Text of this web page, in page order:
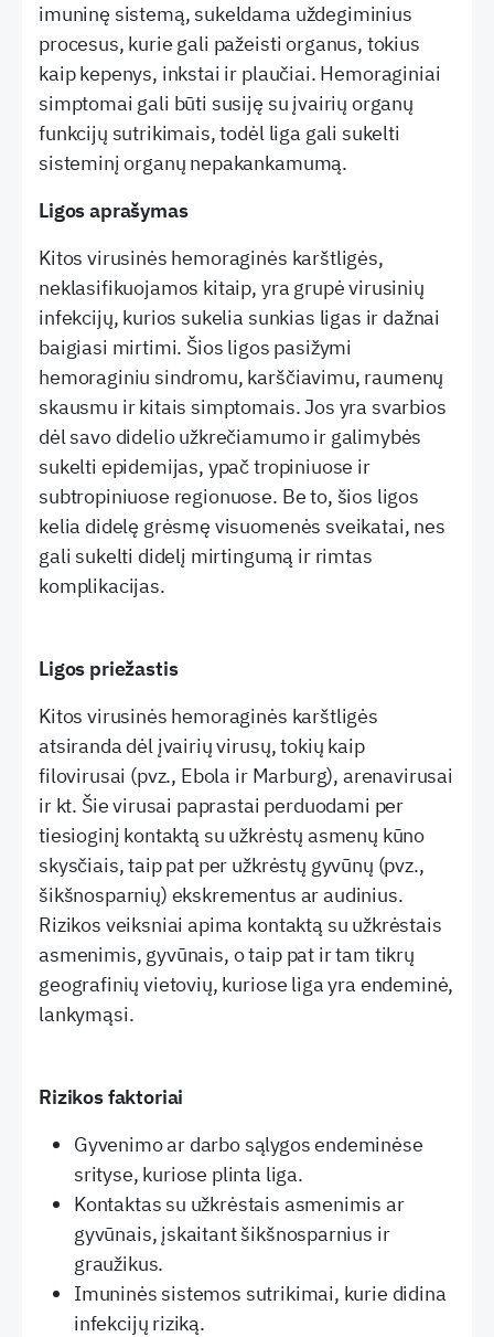
imuninę sistemą, sukeldama uždegiminius
procesus, kurie gali pažeisti organus, tokius
kaip kepenys, inkstai ir plaučiai. Hemoraginiai
simptomai gali būti susiję su įvairių organų
funkcijų sutrikimais, todėl liga gali sukelti
sisteminį organų nepakankamumą.
Ligos aprašymas
Kitos virusinės hemoraginės karštligės,
neklasifikuojamos kitaip, yra grupė virusinių
infekcijų, kurios sukelia sunkias ligas ir dažnai
baigiasi mirtimi. Šios ligos pasižymi
hemoraginiu sindromu, karščiavimu, raumenų
skausmu ir kitais simptomais. Jos yra svarbios
dėl savo didelio užkrečiamumo ir galimybės
sukelti epidemijas, ypač tropiniuose ir
subtropiniuose regionuose. Be to, šios ligos
kelia didelę grėsmę visuomenės sveikatai, nes
gali sukelti didelį mirtingumą ir rimtas
komplikacijas.
Ligos priežastis
Kitos virusinės hemoraginės karštligės
atsiranda dėl įvairių virusų, tokių kaip
filovirusai (pvz., Ebola ir Marburg), arenavirusai
ir kt. Šie virusai paprastai perduodami per
tiesioginį kontaktą su užkrėstų asmenų kūno
skysčiais, taip pat per užkrėstų gyvūnų (pvz.,
šikšnosparnių) ekskrementus ar audinius.
Rizikos veiksniai apima kontaktą su užkrėstais
asmenimis, gyvūnais, o taip pat ir tam tikrų
geografinių vietovių, kuriose liga yra endeminė,
lankymąsi.
Rizikos faktoriai
Gyvenimo ar darbo sąlygos endeminėse
srityse, kuriose plinta liga.
Kontaktas su užkrėstais asmenimis ar
gyvūnais, įskaitant šikšnosparnius ir
graužikus.
Imuninės sistemos sutrikimai, kurie didina
infekcijų riziką.